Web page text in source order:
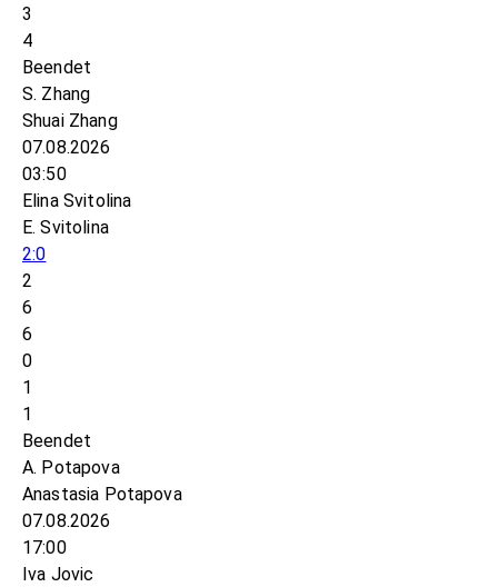
3
4
Beendet
S. Zhang
Shuai Zhang
07.08.2026
03:50
Elina Svitolina
E. Svitolina
2:0
2
6
6
0
1
1
Beendet
A. Potapova
Anastasia Potapova
07.08.2026
17:00
Iva Jovic